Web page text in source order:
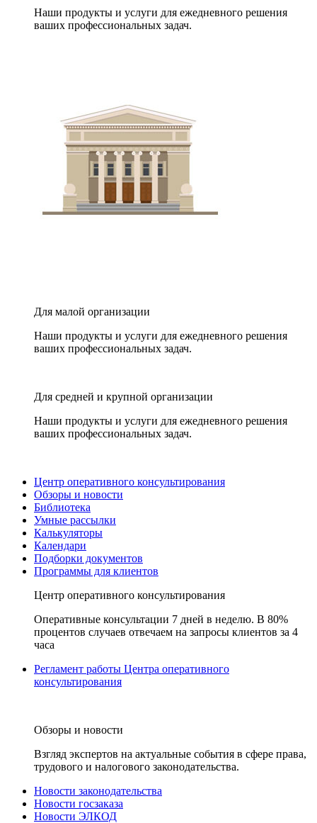
Наши продукты и услуги для ежедневного решения
ваших профессиональных задач.
Для малой организации
Наши продукты и услуги для ежедневного решения
ваших профессиональных задач.
Для средней и крупной организации
Наши продукты и услуги для ежедневного решения
ваших профессиональных задач.
Центр оперативного консультирования
Обзоры и новости
Библиотека
Умные рассылки
Калькуляторы
Календари
Подборки документов
Программы для клиентов
Центр оперативного консультирования
Оперативные консультации 7 дней в неделю. В 80%
процентов случаев отвечаем на запросы клиентов за 4
часа
Регламент работы Центра оперативного
консультирования
Обзоры и новости
Взгляд экспертов на актуальные события в сфере права,
трудового и налогового законодательства.
Новости законодательства
Новости госзаказа
Новости ЭЛКОД